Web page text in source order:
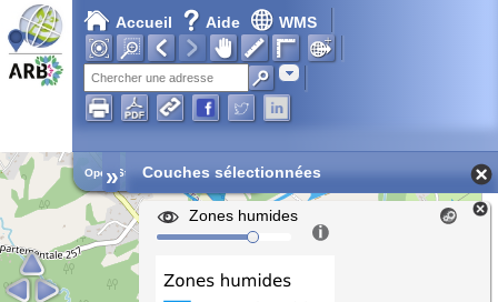
Accueil Aide WMS
Adresse
Open Street Map
» Couches sélectionnées
Zones humides